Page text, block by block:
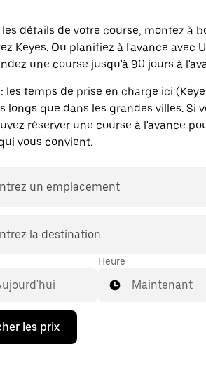
détails de votre course, montez à
Keyes. Ou planifiez à l'avance avec
une course jusqu'à 90 jours à
les temps de prise en charge ici
longs que dans les grandes villes. Si
réserver une course à l'avance
vous convient.
un emplacement
la destination
Heure
Maintenant
les prix